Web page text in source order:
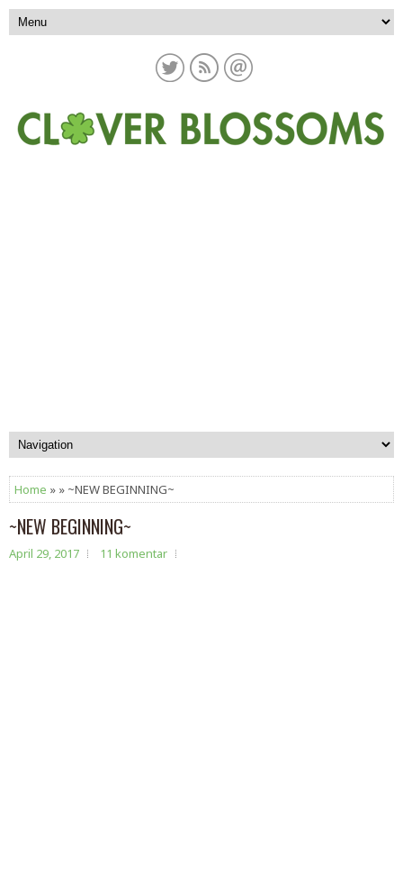
Home » » ~NEW BEGINNING~
~NEW BEGINNING~
April 29, 2017 11 komentar